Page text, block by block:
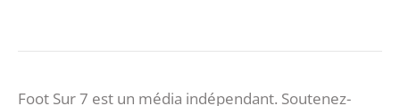
Foot Sur 7 est un média indépendant. Soutenez-